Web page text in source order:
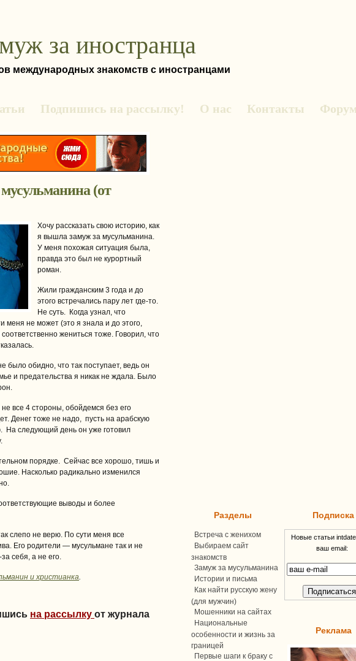
за иностранца
международных знакомств с иностранцами
Подпишись на рассылку! О нас Контакты
(от
Хочу рассказать свою историю, как
я вышла замуж за мусульманина.
У меня похожая ситуация была,
правда это был не курортный
роман.
Жили гражданским 3 года и до
этого встречались пару лет где-то.
Не суть. Когда узнал, что
меня не может (это я знала и до этого,
жениться тоже. Говорил, что
было обидно, что так поступает, ведь он
и предательства я никак не ждала. Было
все 4 стороны, обойдемся без его
Денег тоже не надо, пусть на арабскую
На следующий день он уже готовил
порядке. Сейчас все хорошо, тишь и
Насколько радикально изменился
выводы и более
слепо не верю. По сути меня все
Его родители — мусульмане так и не
себя, а не его.
и христианка.
на рассылку от журнала
Разделы
Встреча с женихом
Выбираем сайт
знакомств
Замуж за мусульманина
Истории и письма
Как найти русскую жену
(для мужчин)
Мошенники на сайтах
Национальные
особенности и жизнь за
границей
Первые шаги к браку с
Подписка
Новые статьи
ваш email:
Реклама